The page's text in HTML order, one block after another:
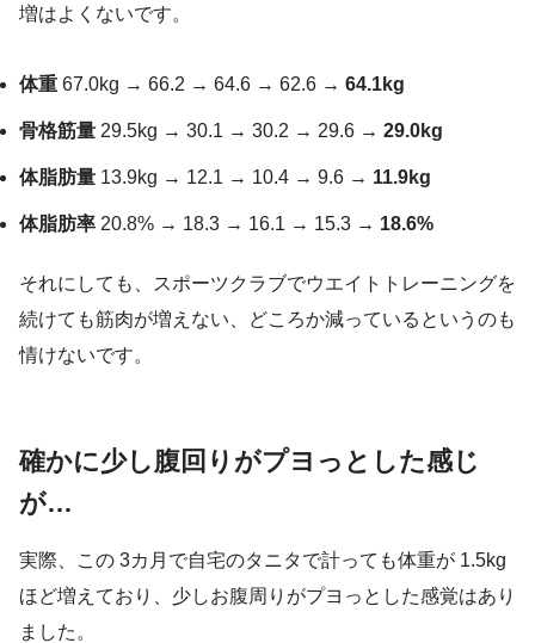
増はよくないです。
体重 67.0kg → 66.2 → 64.6 → 62.6 → 64.1kg
骨格筋量 29.5kg → 30.1 → 30.2 → 29.6 → 29.0kg
体脂肪量 13.9kg → 12.1 → 10.4 → 9.6 → 11.9kg
体脂肪率 20.8% → 18.3 → 16.1 → 15.3 → 18.6%
それにしても、スポーツクラブでウエイトトレーニングを
続けても筋肉が増えない、どころか減っているというのも
情けないです。
確かに少し腹回りがプヨっとした感じ
が…
実際、この 3カ月で自宅のタニタで計っても体重が 1.5kg
ほど増えており、少しお腹周りがプヨっとした感覚はあり
ました。